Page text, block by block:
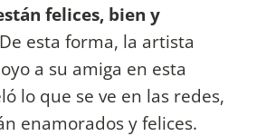
felices, bien y
esta forma, la artista
a su amiga en esta
lo que se ve en las redes,
enamorados y felices.